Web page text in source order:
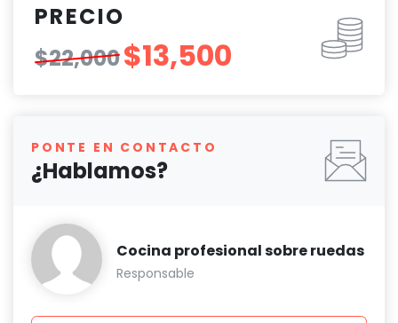
PRECIO
$22,000$13,500
PONTE EN CONTACTO
¿Hablamos?
Cocina profesional sobre ruedas
Responsable